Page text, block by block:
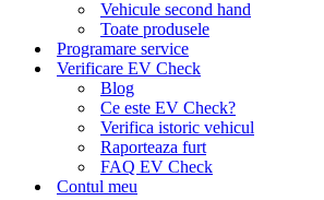
Vehicule second hand
Toate produsele
Programare service
Verificare EV Check
Blog
Ce este EV Check?
Verifica istoric vehicul
Raporteaza furt
FAQ EV Check
Contul meu